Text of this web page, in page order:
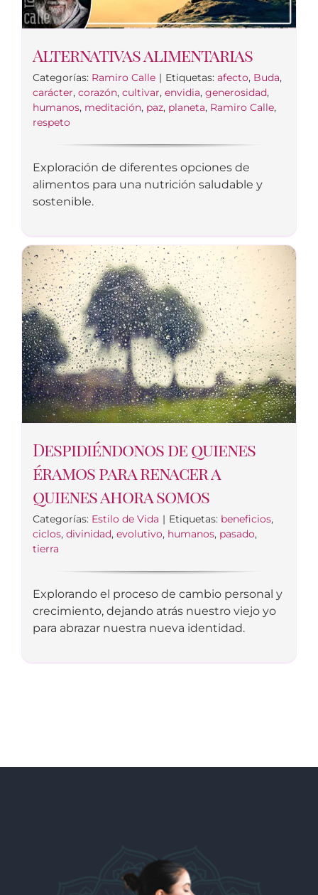
Alternativas alimentarias
Categorías: Ramiro Calle | Etiquetas: afecto, Buda,
carácter, corazón, cultivar, envidia, generosidad,
humanos, meditación, paz, planeta, Ramiro Calle,
respeto
Exploración de diferentes opciones de
alimentos para una nutrición saludable y
sostenible.
Despidiéndonos de quienes
éramos para renacer a
quienes ahora somos
Categorías: Estilo de Vida | Etiquetas: beneficios,
ciclos, divinidad, evolutivo, humanos, pasado,
tierra
Explorando el proceso de cambio personal y
crecimiento, dejando atrás nuestro viejo yo
para abrazar nuestra nueva identidad.